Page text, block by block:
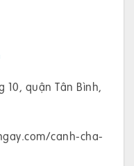
10, quận Tân Bình,
canh-cha-